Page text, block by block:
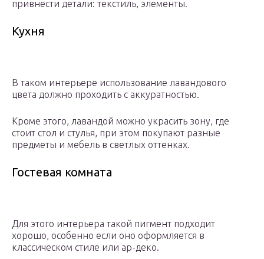
привнести детали: текстиль, элементы.
Кухня
В таком интерьере использование лавандового
цвета должно проходить с аккуратностью.
Кроме этого, лавандой можно украсить зону, где
стоит стол и стулья, при этом покупают разные
предметы и мебель в светлых оттенках.
Гостевая комната
Для этого интерьера такой пигмент подходит
хорошо, особенно если оно оформляется в
классическом стиле или ар-деко.